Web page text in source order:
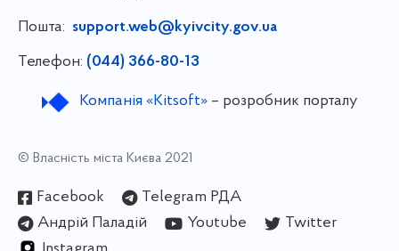
Пошта: support.web@kyivcity.gov.ua
Телефон: (044) 366-80-13
Компанія «Kitsoft»– розробник порталу
© Власність міста Києва 2021
Facebook
Telegram РДА
Андрій Паладій
Youtube
Twitter